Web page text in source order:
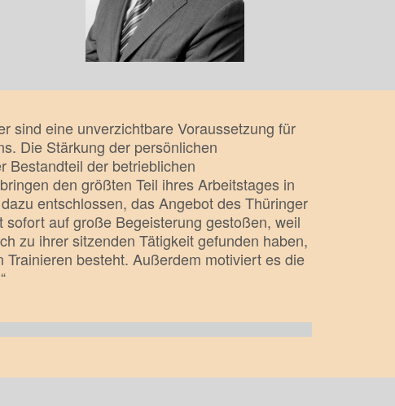
sind eine unverzichtbare Voraussetzung für
Die Stärkung der persönlichen
Bestandteil der betrieblichen
den größten Teil ihres Arbeitstages in
entschlossen, das Angebot des Thüringer
auf große Begeisterung gestoßen, weil
zu ihrer sitzenden Tätigkeit gefunden haben,
besteht. Außerdem motiviert es die